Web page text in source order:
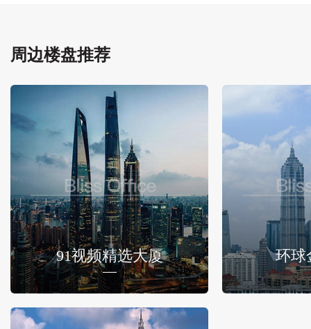
周边楼盘推荐
91视频精选大厦 环球